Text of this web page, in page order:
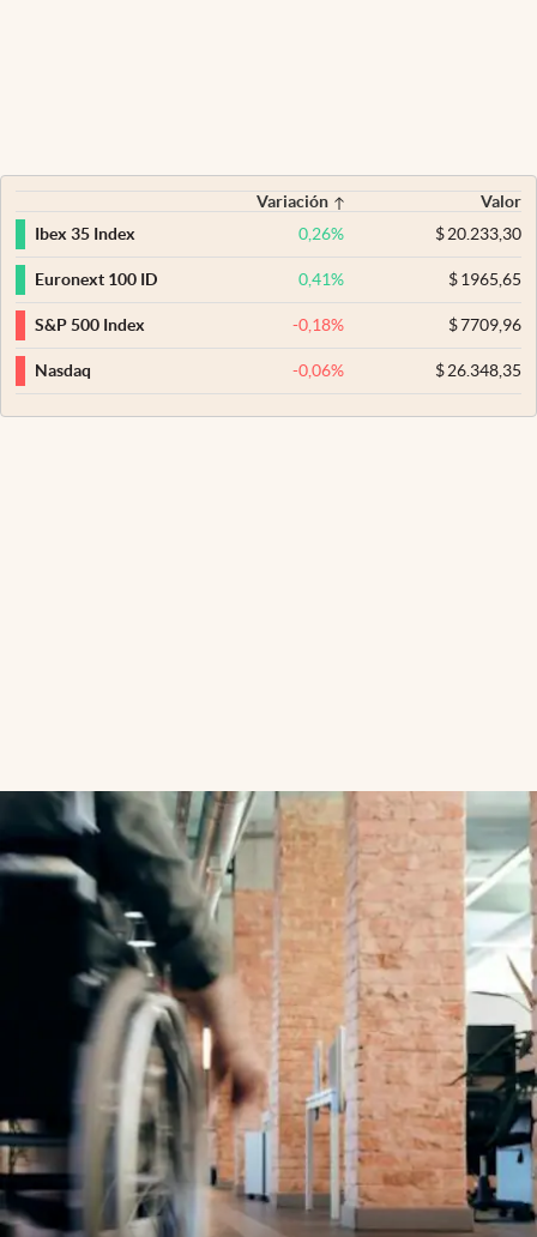
Variación
Valor
Ibex 35 Index
0,26% $20.233,30
Euronext 100 ID 0,41% $1965,65
S&P 500 Index -0,18% $7709,96
Nasdaq -0,06% $26.348,35